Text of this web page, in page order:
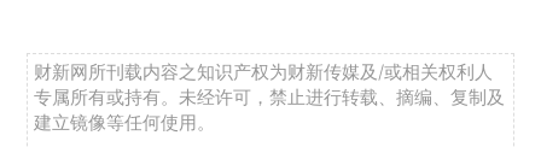
财新网所刊载内容之知识产权为财新传媒及/或相关权利人
专属所有或持有。未经许可，禁止进行转载、摘编、复制及
建立镜像等任何使用。